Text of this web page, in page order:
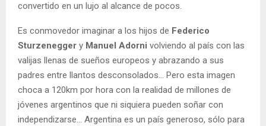
convertido en un lujo al alcance de pocos.
Es conmovedor imaginar a los hijos de Federico
Sturzenegger y Manuel Adorni volviendo al país con las
valijas llenas de sueños europeos y abrazando a sus
padres entre llantos desconsolados... Pero esta imagen
choca a 120km por hora con la realidad de millones de
jóvenes argentinos que ni siquiera pueden soñar con
independizarse... Argentina es un país generoso, sólo para